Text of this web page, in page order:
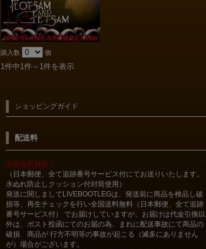
購入数 個
1件中1件～1件を表示
ショッピングガイド
配送料
全国送料無料！
（日本郵便、全て追跡番号サービス付にてお送りいたします。
水ぬれ防止しクッション付封筒使用）
発送に関しましてLIVEBOOTLEGは、発送前に商品を検品し破
損等、再生チェックを行い全国送料無料（日本郵便、全て追跡
番号サービス付） でお届けしていますが、お届けは代金引換以
外は、ポスト投函にてのお届の為、まれに配送事故にて商品の
破損 商品が 行方不明等の事故が起こる（滅多にありません
が）場合がございます。